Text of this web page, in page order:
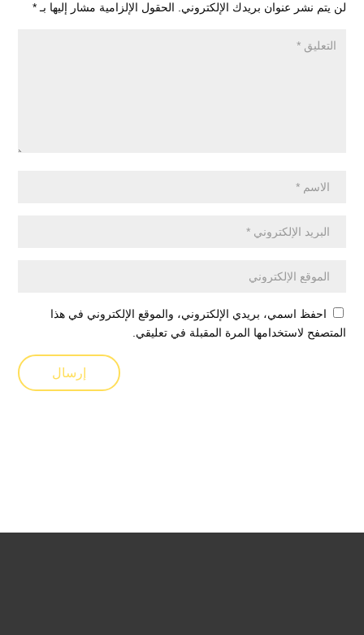
لن يتم نشر عنوان بريدك الإلكتروني. الحقول الإلزامية مشار إليها بـ *
احفظ اسمي، بريدي الإلكتروني، والموقع الإلكتروني في هذا
المتصفح لاستخدامها المرة المقبلة في تعليقي.